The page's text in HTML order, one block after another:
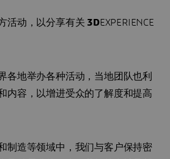
活动，以分享有关 3DEXPERIENCE
各地举办各种活动，当地团队也利
内容，以增进受众的了解度和提高
制造等领域中，我们与客户保持密